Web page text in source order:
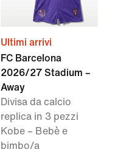
Ultimi arrivi
FC Barcelona
2026/27 Stadium –
Away
Divisa da calcio
replica in 3 pezzi
Kobe – Bebè e
bimbo/a